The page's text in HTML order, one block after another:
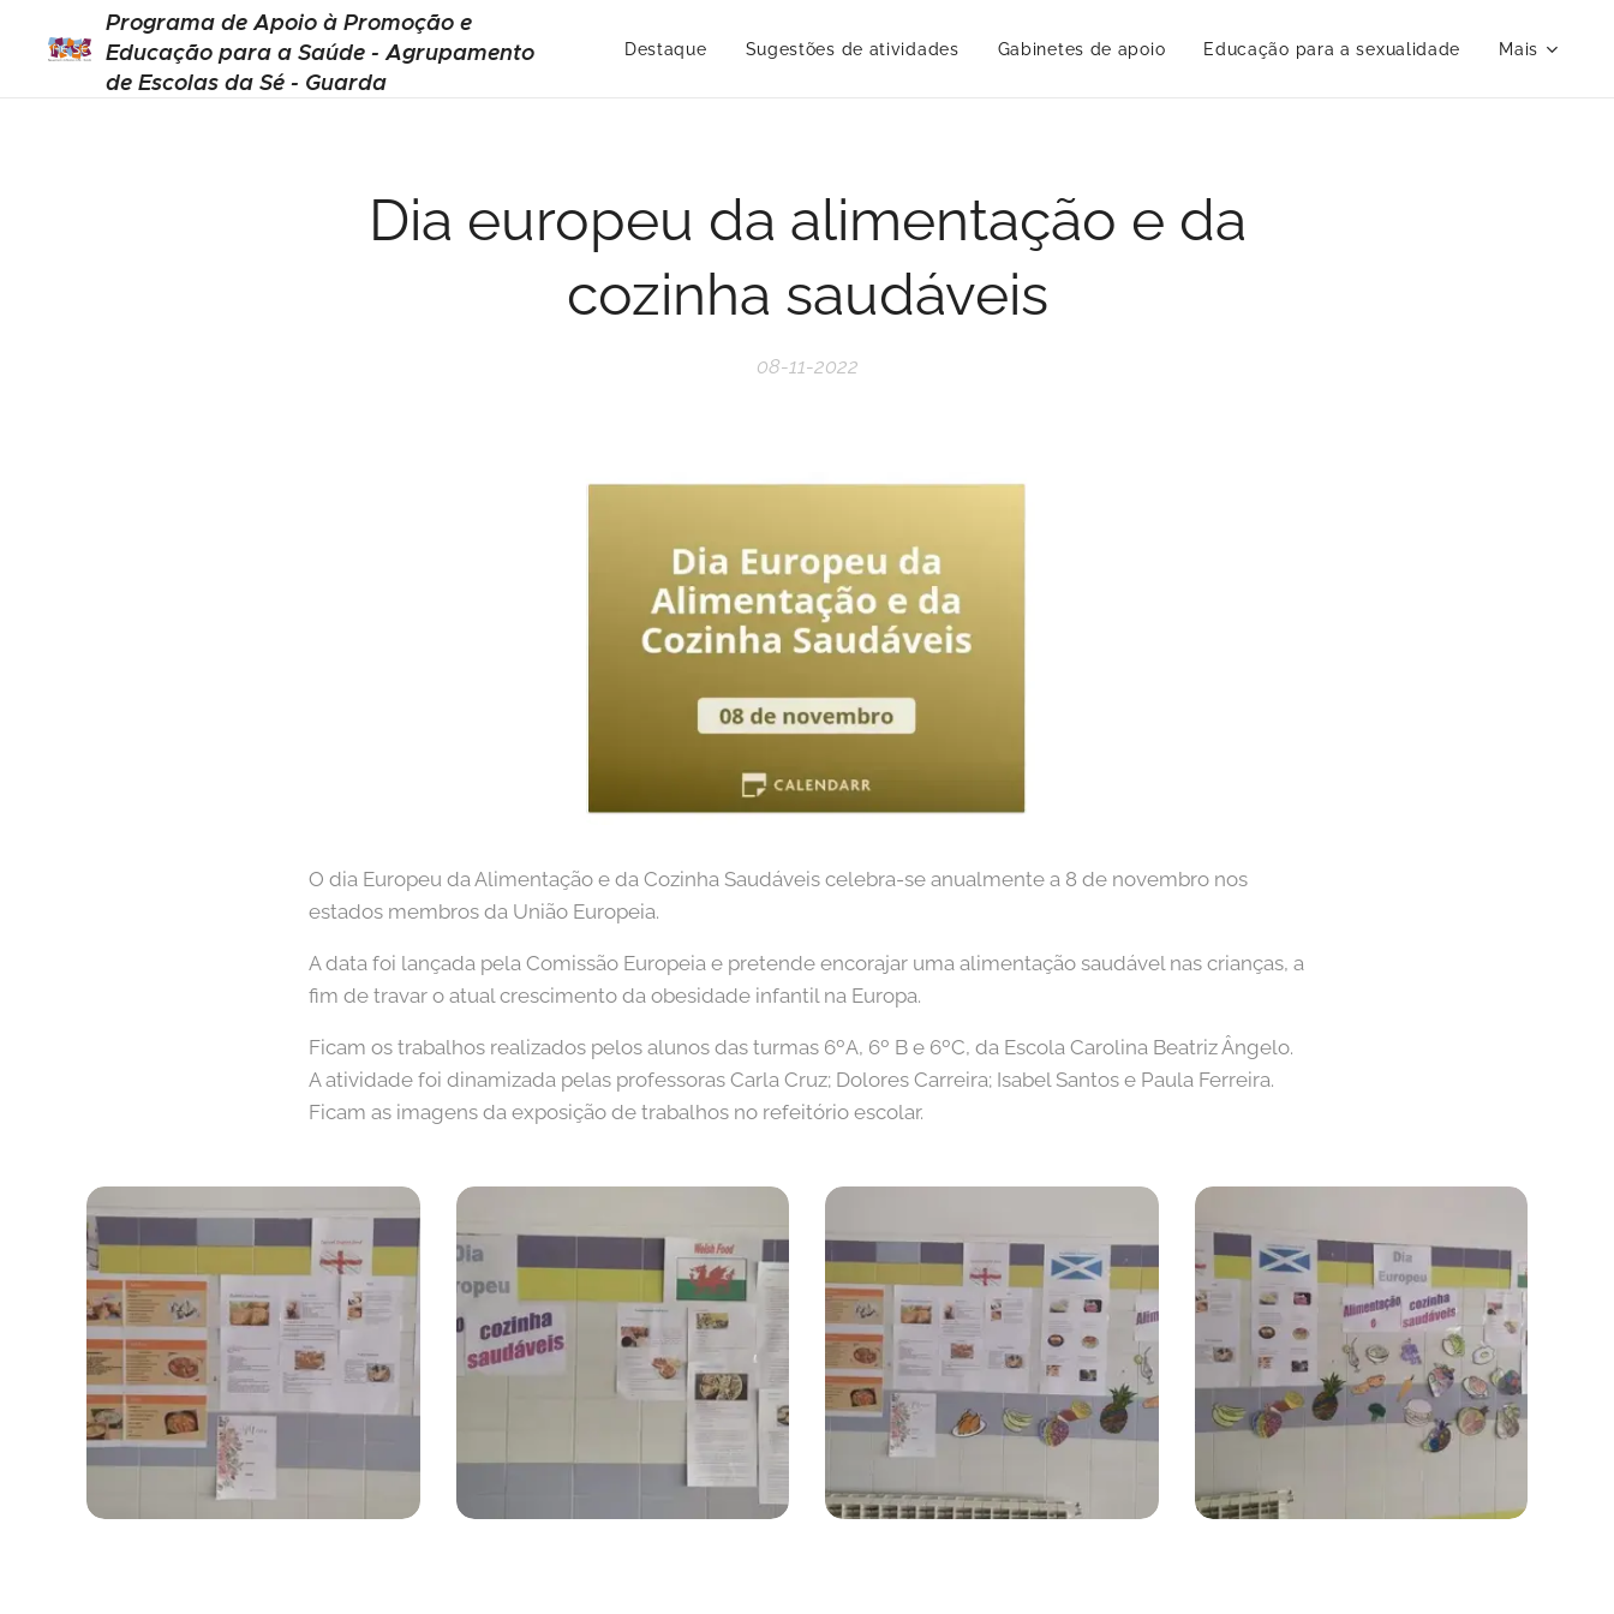
Programa de Apoio à Promoção e
Educação para a Saúde - Agrupamento
de Escolas da Sé - Guarda
Destaque Sugestões de atividades Gabinetes de apoio Educação para a sexualidade Mais
Dia europeu da alimentação e da
cozinha saudáveis
08-11-2022
O dia Europeu da Alimentação e da Cozinha Saudáveis celebra-se anualmente a 8 de novembro nos
estados membros da União Europeia.
A data foi lançada pela Comissão Europeia e pretende encorajar uma alimentação saudável nas crianças, a
fim de travar o atual crescimento da obesidade infantil na Europa.
Ficam os trabalhos realizados pelos alunos das turmas 6ºA, 6º B e 6ºC, da Escola Carolina Beatriz Ângelo.
A atividade foi dinamizada pelas professoras Carla Cruz; Dolores Carreira; Isabel Santos e Paula Ferreira.
Ficam as imagens da exposição de trabalhos no refeitório escolar.